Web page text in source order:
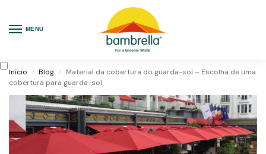
MENU
Início / Blog /
Material da cobertura do guarda-sol – Escolha de uma
cobertura para guarda-sol